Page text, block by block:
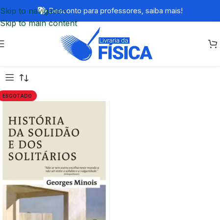
Skip to navigation
Skip to main content
Desconto para professores, saiba mais!
ESGOTADO